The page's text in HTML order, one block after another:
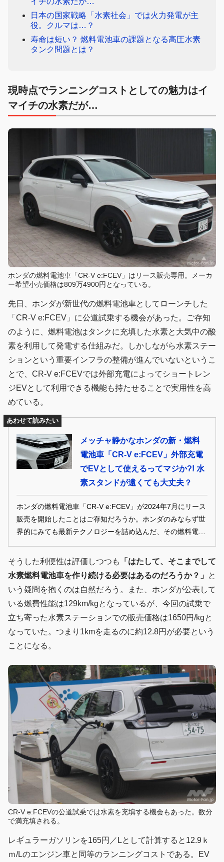
日本の国家戦略「水素社会」では火力発電が主
役。クルマは…？
寿命は短い？ 燃料電池車の課題となる高圧水素
タンク問題とは？
現時点でランニングコストとしての魅力はイ
マイチの水素だが…
ホンダの燃料電池車「CR-V e:FCEV」はリース販売専用。メーカ
ー希望小売価格は809万4900円となっている。
先日、ホンダが新世代の燃料電池車としてローンチした
「CR-V e:FCEV」に公道試乗する機会があった。ご存知
のように、燃料電池はタンクに充填した水素と大気中の酸
素を利用して発電する仕組みだ。しかしながら水素ステー
ションという重要インフラの整備が進んでいないというこ
とで、CR-V e:FCEVでは外部充電によってショートレン
ジEVとして利用できる機能も持たせることで実用性を高
めている。
あわせて読みたい
メッチャ静かなホンダの新・燃料
電池車「CR-V e:FCEV」外部充電
でEVとして使えるってマジか?! 水
素スタンドが遠くても大丈夫？
ホンダの燃料電池車「CR-V e:FCEV」が2024年7月にリース
販売を開始したことはご存知だろうか。ホンダのみならず世
界的にみても最新テクノロジーを詰め込んだ、その燃料電池
「クラリティFUEL CELL」といったホンダの燃料電池車に
に隔世の感と理想の姿を感じたという。 PHOTO＆
REPORT：山本晋也（YAMAMOTO Shinya）
そうした利便性は評価しつつも
「はたして、そこまでして
水素燃料電池車を作り続ける必要はあるのだろうか？」 と
いう疑問を抱くのは自然だろう。また、ホンダが公表して
いる燃費性能は129km/kgとなっているが、今回の試乗で
立ち寄った水素ステーションでの販売価格は1650円/kgと
なっていた。つまり1kmを走るのに約12.8円が必要という
ことになる。
CR-V e:FCEVの公道試乗では水素を充填する機会もあった。数分
で満充填される。
レギュラーガソリンを165円／Lとして計算すると12.9ｋ
ｍ/Lのエンジン車と同等のランニングコストである。EV